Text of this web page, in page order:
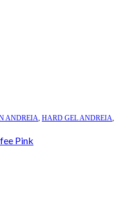
ANDREIA, HARD GEL ANDREIA,
Pink